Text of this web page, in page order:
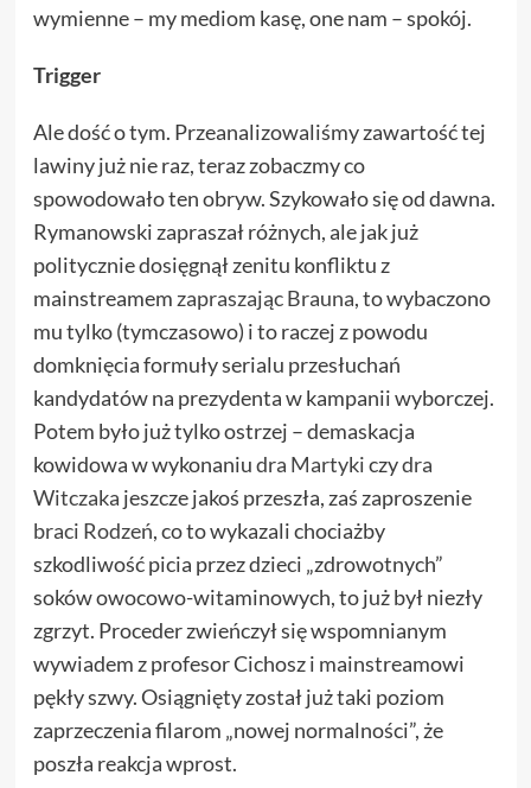
wymienne – my mediom kasę, one nam – spokój.
Trigger
Ale dość o tym. Przeanalizowaliśmy zawartość tej
lawiny już nie raz, teraz zobaczmy co
spowodowało ten obryw. Szykowało się od dawna.
Rymanowski zapraszał różnych, ale jak już
politycznie dosięgnął zenitu konfliktu z
mainstreamem zapraszając Brauna, to wybaczono
mu tylko (tymczasowo) i to raczej z powodu
domknięcia formuły serialu przesłuchań
kandydatów na prezydenta w kampanii wyborczej.
Potem było już tylko ostrzej – demaskacja
kowidowa w wykonaniudra Martykiczydra
Witczaka jeszcze jakoś przeszła, zaś zaproszenie
braci Rodzeń, co to wykazali chociażby
szkodliwość picia przez dzieci „zdrowotnych”
soków owocowo-witaminowych, to już był niezły
zgrzyt. Proceder zwieńczył się wspomnianym
wywiadem z profesor Cichosz i mainstreamowi
pękły szwy. Osiągnięty został już taki poziom
zaprzeczenia filarom „nowej normalności”, że
poszła reakcja wprost.